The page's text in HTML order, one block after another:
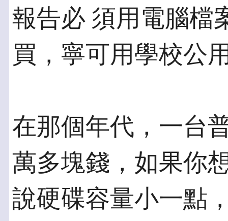
報告必 須用電腦檔
買，寧可用學校公
在那個年代，一台
萬多塊錢，如果你
說硬碟容量小一點